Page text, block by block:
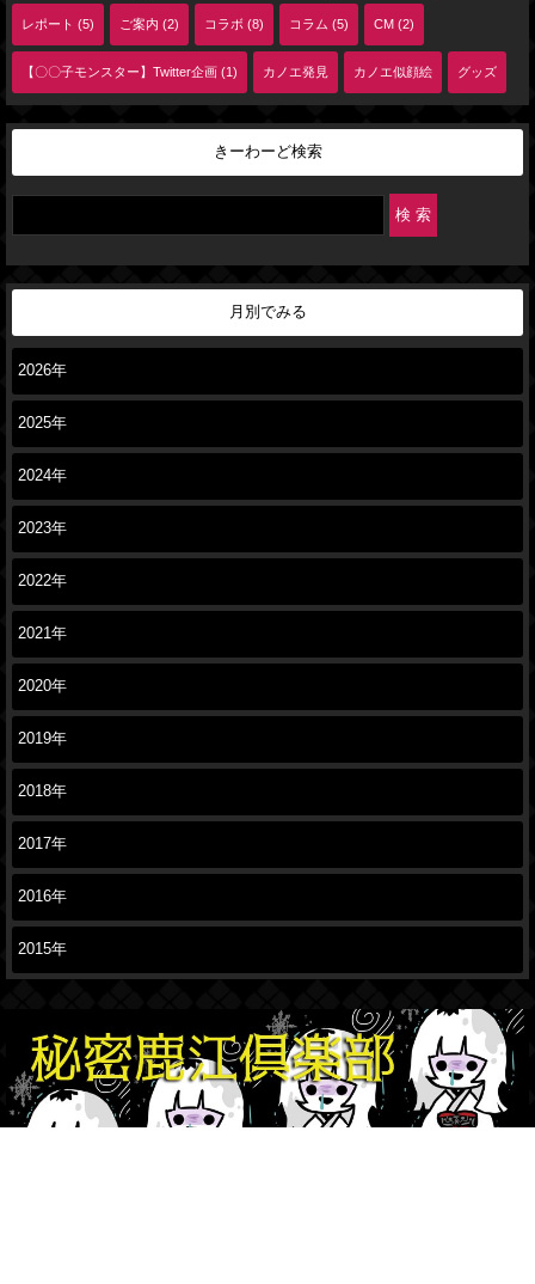
レポート (5) ご案内 (2) コラボ (8) コラム (5) CM (2)
【〇〇子モンスター】Twitter企画 (1) カノエ発見 カノエ似顔絵 グッズ
きーわーど検索
月別でみる
2026年
2025年
2024年
2023年
2022年
2021年
2020年
2019年
2018年
2017年
2016年
2015年